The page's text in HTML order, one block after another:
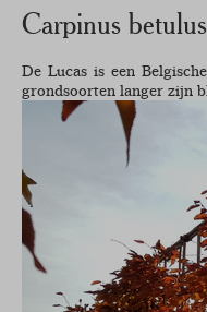
Carpinus
De Lucas is een
grondsoorten langer zijn